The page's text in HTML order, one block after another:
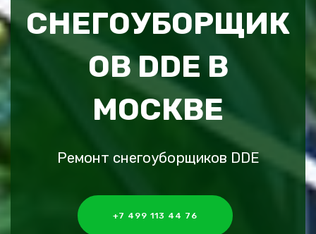
СНЕГОУБОРЩИК
ОВ DDE В
МОСКВЕ
Ремонт снегоуборщиков DDE
+7 499 113 44 76